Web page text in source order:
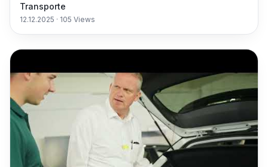
Transporte
12.12.2025 · 105 Views